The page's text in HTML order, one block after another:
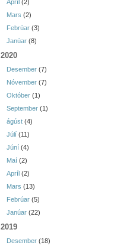
Apríl (2)
Mars (2)
Febrúar (3)
Janúar (8)
2020
Desember (7)
Nóvember (7)
Október (1)
September (1)
ágúst (4)
Júlí (11)
Júní (4)
Maí (2)
Apríl (2)
Mars (13)
Febrúar (5)
Janúar (22)
2019
Desember (18)